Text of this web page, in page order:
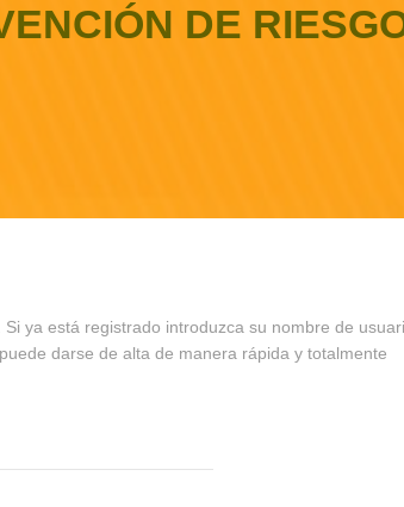
DE
ya está registrado introduzca su nombre de
darse de alta de manera rápida y totalmente